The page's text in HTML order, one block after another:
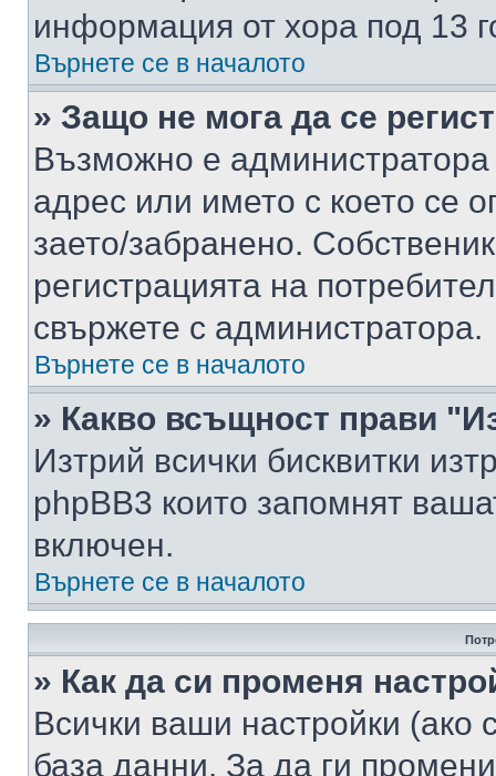
информация от хора под 13
Върнете се в началото
» Защо не мога да се
Възможно е
адрес или името с което се
заето/забранено.
регистрацията на
свържете с администратора.
Върнете се в началото
» Какво всъщност прави
Изтрий всички бисквитки
phpBB3 които запомнят
включен.
Върнете се в началото
» Как да си променя
Всички ваши настройки (ако
база данни. За да ги